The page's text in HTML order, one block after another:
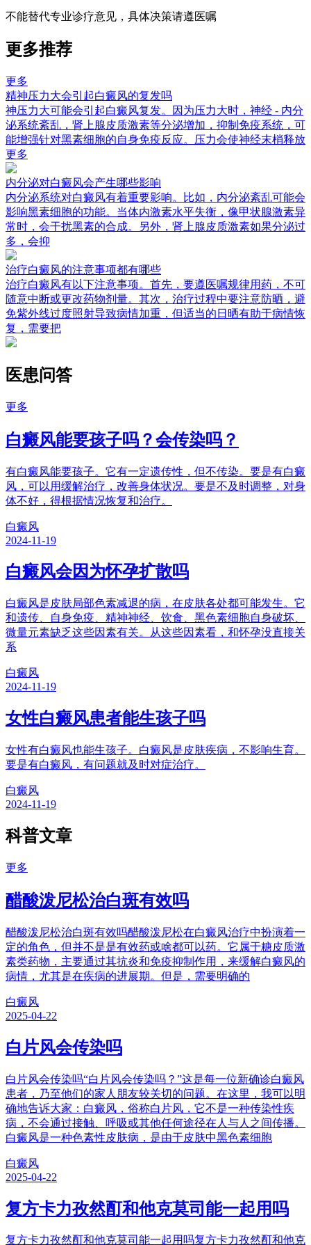
不能替代专业诊疗意见，具体决策请遵医嘱
更多推荐
更多
精神压力大会引起白癜风的复发吗
神压力大可能会引起白癜风复发。因为压力大时，神经 - 内分
泌系统紊乱，肾上腺皮质激素等分泌增加，抑制免疫系统，可
能增强针对黑素细胞的自身免疫反应。压力会使神经末梢释放
更多
内分泌对白癜风会产生哪些影响
内分泌系统对白癜风有着重要影响。比如，内分泌紊乱可能会
影响黑素细胞的功能。当体内激素水平失衡，像甲状腺激素异
常时，会干扰黑素的合成。另外，肾上腺皮质激素如果分泌过
多，会抑
治疗白癜风的注意事项都有哪些
治疗白癜风有以下注意事项。首先，要遵医嘱规律用药，不可
随意中断或更改药物剂量。其次，治疗过程中要注意防晒，避
免紫外线过度照射导致病情加重，但适当的日晒有助于病情恢
复，需要把
医患问答
更多
白癜风能要孩子吗？会传染吗？
有白癜风能要孩子。它有一定遗传性，但不传染。要是有白癜
风，可以用缓解治疗，改善身体状况。要是不及时调整，对身
体不好，得根据情况恢复和治疗。
白癜风
2024-11-19
白癜风会因为怀孕扩散吗
白癜风是皮肤局部色素减退的病，在皮肤各处都可能发生。它
和遗传、自身免疫、精神神经、饮食、黑色素细胞自身破坏、
微量元素缺乏这些因素有关。从这些因素看，和怀孕没直接关
系
白癜风
2024-11-19
女性白癜风患者能生孩子吗
女性有白癜风也能生孩子。白癜风是皮肤疾病，不影响生育。
要是有白癜风，有问题就及时对症治疗。
白癜风
2024-11-19
科普文章
更多
醋酸泼尼松治白斑有效吗
醋酸泼尼松治白斑有效吗醋酸泼尼松在白癜风治疗中扮演着一
定的角色，但并不是是有效药或啥都可以药。它属于糖皮质激
素类药物，主要通过其抗炎和免疫抑制作用，来缓解白癜风的
病情，尤其是在疾病的进展期。但是，需要明确的
白癜风
2025-04-22
白片风会传染吗
白片风会传染吗“白片风会传染吗？”这是每一位新确诊白癜风
患者，乃至他们的家人朋友较关切的问题。在这里，我可以明
确地告诉大家：白癜风，俗称白片风，它不是一种传染性疾
病，不会通过接触、呼吸或其他任何途径在人与人之间传播。
白癜风是一种色素性皮肤病，是由于皮肤中黑色素细胞
白癜风
2025-04-22
复方卡力孜然酊和他克莫司能一起用吗
复方卡力孜然酊和他克莫司能一起用吗复方卡力孜然酊和他克